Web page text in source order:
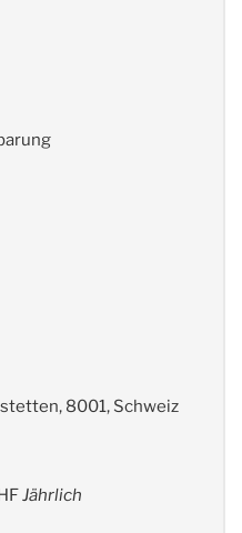
8001, Schweiz
Jährlich